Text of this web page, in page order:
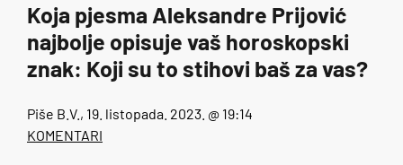
Koja pjesma Aleksandre Prijović
najbolje opisuje vaš horoskopski
znak: Koji su to stihovi baš za vas?
Piše B.V. , 19. listopada. 2023. @ 19:14
KOMENTARI